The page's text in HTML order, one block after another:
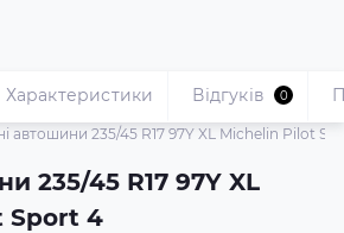
автошини 235/45 R17 97Y XL Michelin Pilot
235/45 R17 97Y XL
Sport 4
Характеристики Відгуків 0